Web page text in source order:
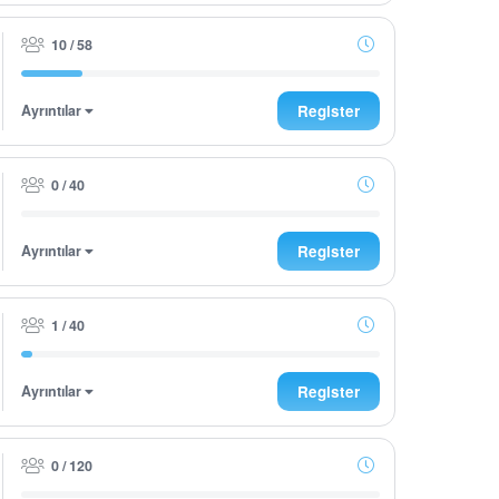
10 / 58
Ayrıntılar Register
0 / 40
Ayrıntılar Register
1 / 40
Ayrıntılar Register
0 / 120